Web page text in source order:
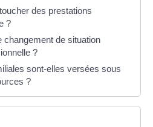
des prestations
?
changement de situation
?
sont-elles versées sous
?